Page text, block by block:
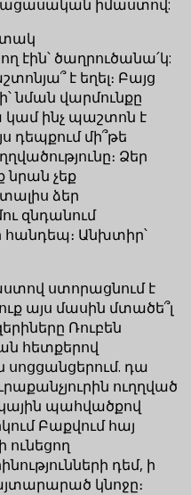
իմաստով:
տակ
էին՝ ծաղրուծանա՛կ:
է եղել։ Բայց
նման վարմունքը
կամ ինչ պաշտոն է
դեպքում մի՞թե
Ձեր
նրան չեք
ձեր
զնդանում
Անխտիր՝
ստորացնում է
այս մասին մտածե՞լ
Ռուբեն
հետքերով
սոցցանցերում. դա
ուղղված
պահվածքով
Բաքվում հայ
դեմ, ի
կնոջը։